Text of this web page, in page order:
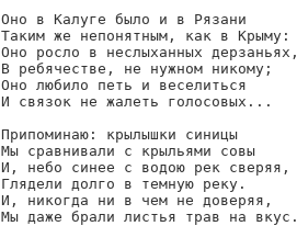
Оно в Калуге было и в Рязани
Таким же непонятным, как в Крыму:
Оно росло в неслыханных дерзаньях,
В ребячестве, не нужном никому;
Оно любило петь и веселиться
И связок не жалеть голосовых...
Припоминаю: крылышки синицы
Мы сравнивали с крыльями совы
И, небо синее с водою рек сверяя,
Глядели долго в темную реку.
И, никогда ни в чем не доверяя,
Мы даже брали листья трав на вкус.